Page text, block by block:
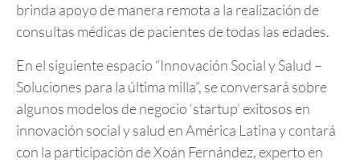
brinda apoyo de manera remota a la realización de
consultas médicas de pacientes de todas las edades.
En el siguiente espacio “Innovación Social y Salud –
Soluciones para la última milla”, se conversará sobre
algunos modelos de negocio ‘startup’ exitosos en
innovación social y salud en América Latina y contará
con la participación de Xoán Fernández, experto en